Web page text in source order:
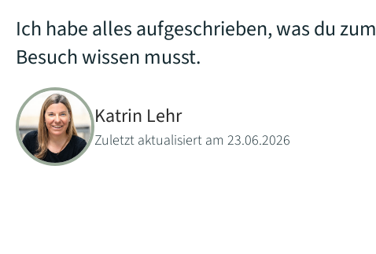
Ich habe alles aufgeschrieben, was du zum
Besuch wissen musst.
Katrin Lehr
Zuletzt aktualisiert am 23.06.2026